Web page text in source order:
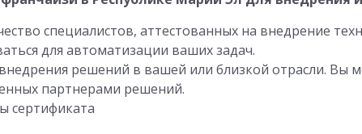
специалистов, аттестованных на внедрение
для автоматизации ваших задач.
решений в вашей или близкой отрасли. Вы
партнерами решений.
сертификата